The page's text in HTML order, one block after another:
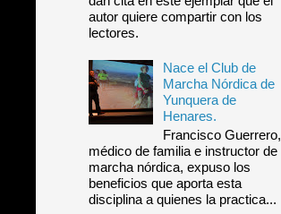
autor quiere compartir con los
lectores.
Nace el Club de
Marcha Nórdica de
Yunquera de
Henares.
Francisco Guerrero,
médico de familia e instructor de
marcha nórdica, expuso los
beneficios que aporta esta
disciplina a quienes la practica...